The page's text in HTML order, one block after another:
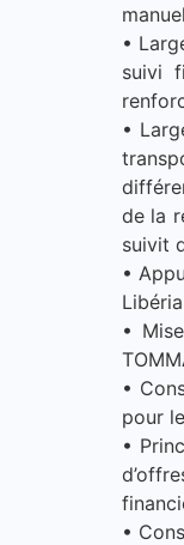
•
suivi
•
de la
suivit
•
•
•
pour
•
•